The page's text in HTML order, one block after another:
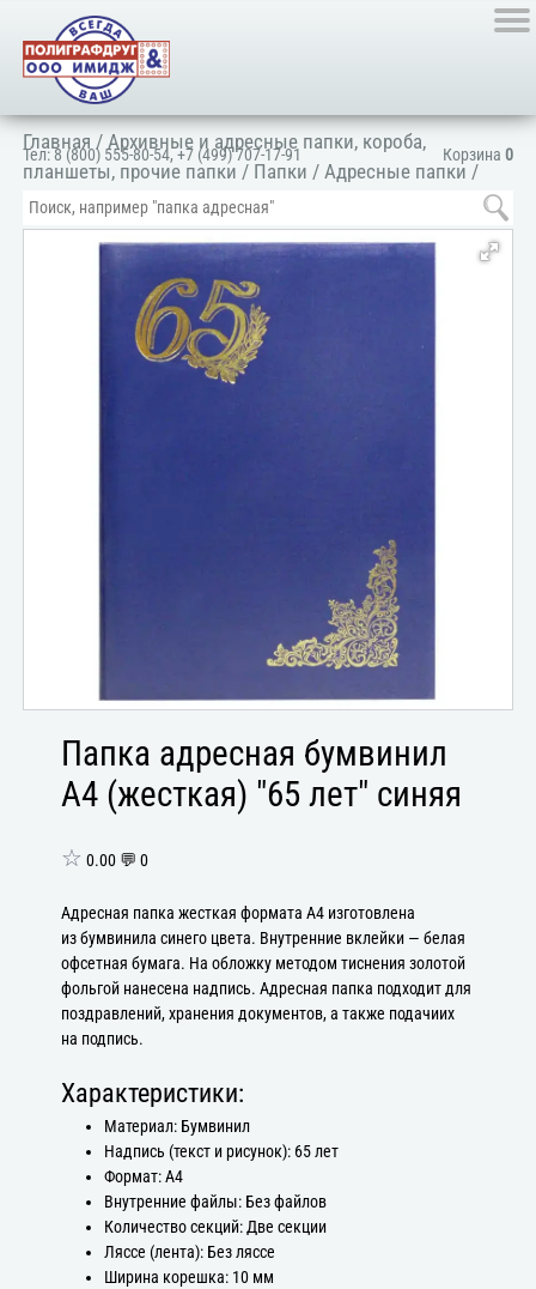
Корзина 0
Тел:8 (800) 555-80-54,+7 (499) 707-17-91
Главная /Архивные и адресные папки, короба,
планшеты, прочие папки / Папки /Адресные папки /
Папка адресная поздравительная
Папка адресная бумвинил
А4 (жесткая) "65 лет" синяя
☆ 0.00 💬 0
Адресная папка жесткая формата А4 изготовлена
из бумвинила синего цвета. Внутренние вклейки — белая
офсетная бумага. На обложку методом тиснения золотой
фольгой нанесена надпись. Адресная папка подходит для
поздравлений, хранения документов, а также подачиих
на подпись.
Характеристики:
Материал: Бумвинил
Надпись (текст и рисунок): 65 лет
Формат: А4
Внутренние файлы: Без файлов
Количество секций: Две секции
Ляссе (лента): Без ляссе
Ширина корешка: 10 мм